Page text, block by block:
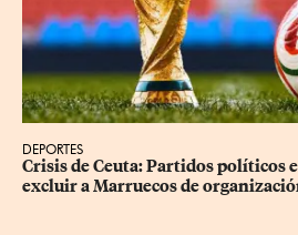
DEPORTES
Crisis de Ceuta: Partidos políticos
excluir a Marruecos de